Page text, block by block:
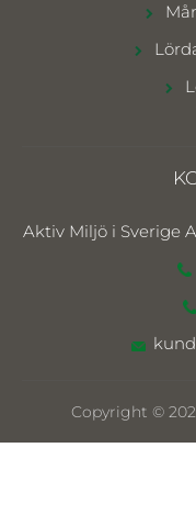
Aktiv Miljö i Sverige
Copyright ©